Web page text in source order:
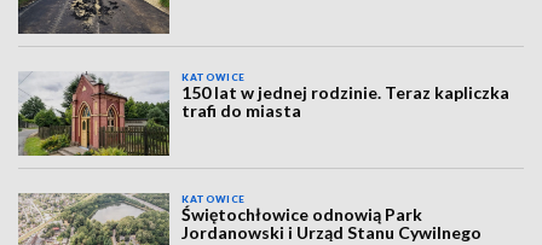
KATOWICE
150 lat w jednej rodzinie. Teraz kapliczka
trafi do miasta
KATOWICE
Świętochłowice odnowią Park
Jordanowski i Urząd Stanu Cywilnego